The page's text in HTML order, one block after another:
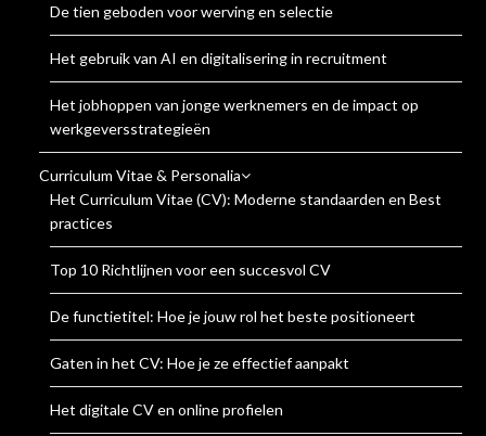
De tien geboden voor werving en selectie
Het gebruik van AI en digitalisering in recruitment
Het jobhoppen van jonge werknemers en de impact op
werkgeversstrategieën
Curriculum Vitae & Personalia
Het Curriculum Vitae (CV): Moderne standaarden en Best
practices
Top 10 Richtlijnen voor een succesvol CV
De functietitel: Hoe je jouw rol het beste positioneert
Gaten in het CV: Hoe je ze effectief aanpakt
Het digitale CV en online profielen